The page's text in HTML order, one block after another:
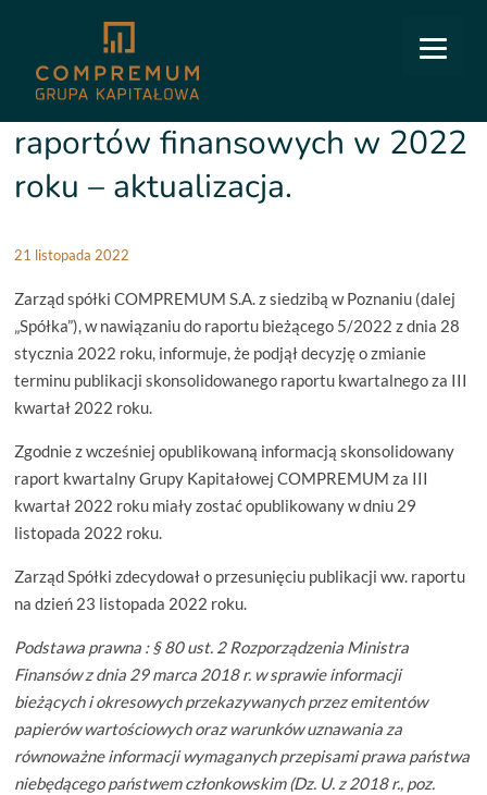
Relacje inwestorskie
raportów finansowych w 2022 roku – aktualizacja.
30/2022: Terminy publikacji
raportów finansowych w 2022
roku – aktualizacja.
21 listopada 2022
Zarząd spółki COMPREMUM S.A. z siedzibą w Poznaniu (dalej
„Spółka”), w nawiązaniu do raportu bieżącego 5/2022 z dnia 28
stycznia 2022 roku, informuje, że podjął decyzję o zmianie
terminu publikacji skonsolidowanego raportu kwartalnego za III
kwartał 2022 roku.
Zgodnie z wcześniej opublikowaną informacją skonsolidowany
raport kwartalny Grupy Kapitałowej COMPREMUM za III
kwartał 2022 roku miały zostać opublikowany w dniu 29
listopada 2022 roku.
Zarząd Spółki zdecydował o przesunięciu publikacji ww. raportu
na dzień 23 listopada 2022 roku.
Podstawa prawna : § 80 ust. 2 Rozporządzenia Ministra
Finansów z dnia 29 marca 2018 r. w sprawie informacji
bieżących i okresowych przekazywanych przez emitentów
papierów wartościowych oraz warunków uznawania za
równoważne informacji wymaganych przepisami prawa państwa
niebędącego państwem członkowskim (Dz. U. z 2018 r., poz.